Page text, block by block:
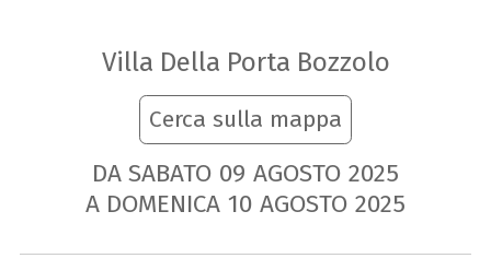
Villa Della Porta Bozzolo
Cerca sulla mappa
DA SABATO 09 AGOSTO 2025
A DOMENICA 10 AGOSTO 2025